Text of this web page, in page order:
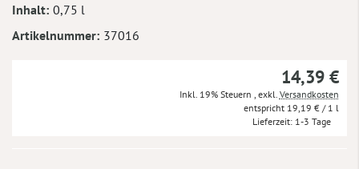
Inhalt 0,75 l
Artikelnummer 37016
14,39 €
Inkl. 19% Steuern exkl. Versandkosten
19,19 € / 1 l
Lieferzeit 1-3 Tage